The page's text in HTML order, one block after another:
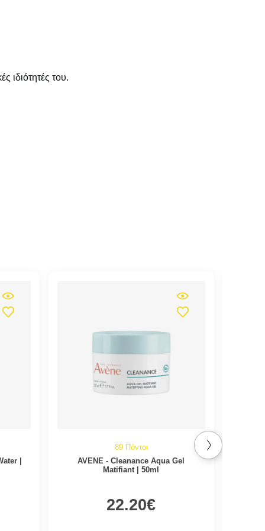
ιδιότητές του.
|
89 Πόντοι
AVENE - Cleanance Aqua Gel
Matifiant | 50ml
22.20€